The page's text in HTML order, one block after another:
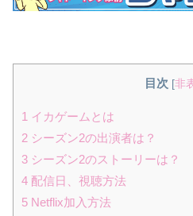
目次 [非
1 イカゲームとは
2 シーズン2の出演者は？
3 シーズン2のストーリーは？
4 配信日、視聴方法
5 Netflix加入方法